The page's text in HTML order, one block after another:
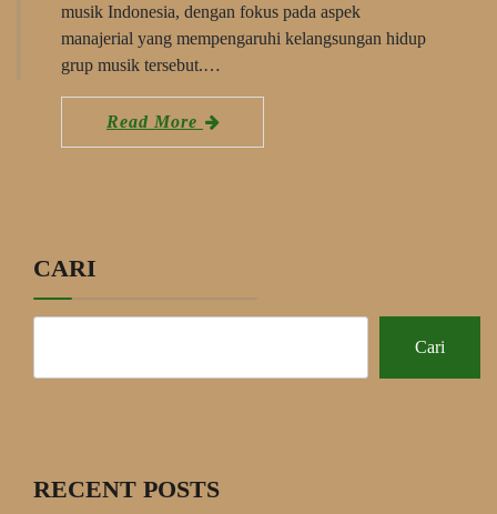
musik Indonesia, dengan fokus pada aspek
manajerial yang mempengaruhi kelangsungan hidup
grup musik tersebut.…
Read More
CARI
Cari
RECENT POSTS